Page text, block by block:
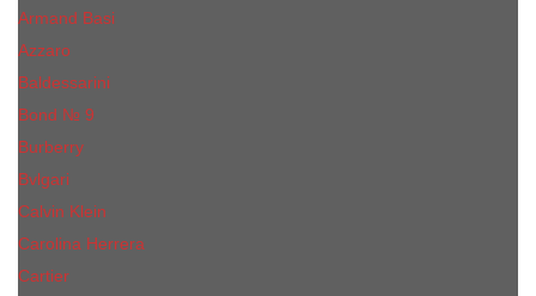
Armand Basi
Azzaro
Baldessarini
Bond № 9
Burberry
Bvlgari
Calvin Klein
Carolina Herrera
Cartier